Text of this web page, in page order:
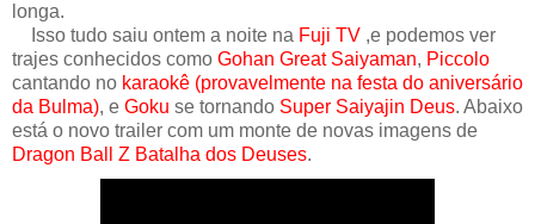
longa.
Isso tudo saiu ontem a noite na Fuji TV ,e podemos ver
trajes conhecidos como Gohan Great Saiyaman, Piccolo
cantando no karaokê (provavelmente na festa do aniversário
da Bulma), e Goku se tornando Super Saiyajin Deus. Abaixo
está o novo trailer com um monte de novas imagens de
Dragon Ball Z Batalha dos Deuses.